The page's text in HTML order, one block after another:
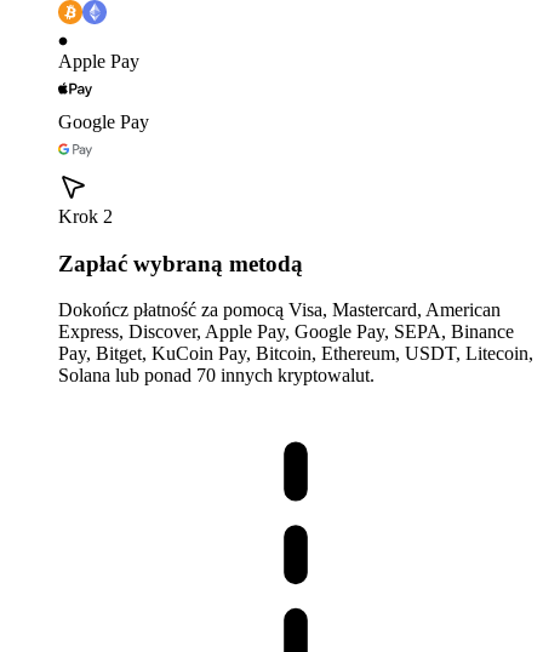
Apple Pay
Google Pay
Krok 2
Zapłać wybraną metodą
Dokończ płatność za pomocą Visa, Mastercard, American
Express, Discover, Apple Pay, Google Pay, SEPA, Binance
Pay, Bitget, KuCoin Pay, Bitcoin, Ethereum, USDT, Litecoin,
Solana lub ponad 70 innych kryptowalut.